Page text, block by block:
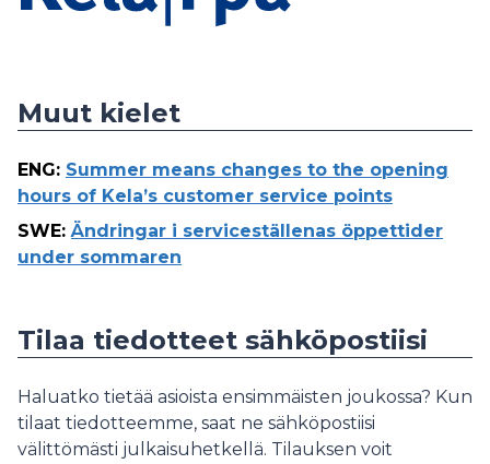
Muut kielet
ENG: Summer means changes to the opening
hours of Kela’s customer service points
SWE:Ändringar i serviceställenas öppettider
under sommaren
Tilaa tiedotteet sähköpostiisi
Haluatko tietää asioista ensimmäisten joukossa? Kun
tilaat tiedotteemme, saat ne sähköpostiisi
välittömästi julkaisuhetkellä. Tilauksen voit